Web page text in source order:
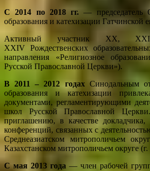
С 2014 по 2018 гг. — председатель
образования и катехизации Гатчинской
Активный участник XX,
XXIV Рождественских
направления «Религиозное
Русской Православной Церкви»).
В 2011 – 2012 годахСинодальным
образования и катехизации
документами, регламентирующими
школ Русской Православной
приглашению, в качестве докладчика,
конференций, связанных с
Среднеазиатском митрополичьем
Казахстанском митрополичьем округе
С мая 2013 года — член рабочей